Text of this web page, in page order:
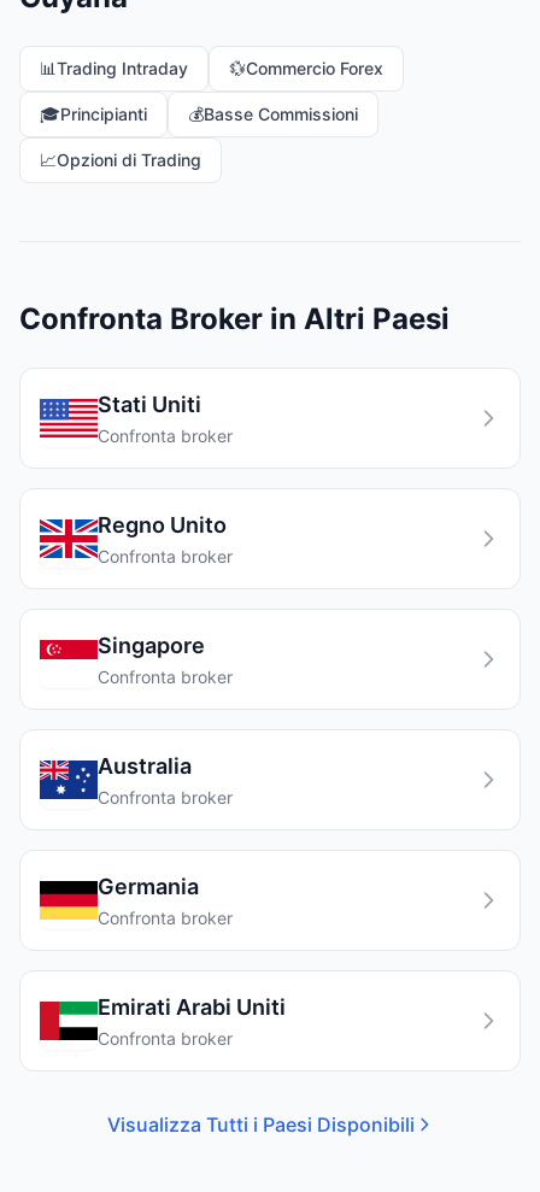
📊Trading Intraday 💱Commercio Forex
🎓Principianti 💰Basse Commissioni
📈Opzioni di Trading
Confronta Broker in Altri Paesi
Stati Uniti
Confronta broker
Regno Unito
Confronta broker
Singapore
Confronta broker
Australia
Confronta broker
Germania
Confronta broker
Emirati Arabi Uniti
Confronta broker
Visualizza Tutti i Paesi Disponibili